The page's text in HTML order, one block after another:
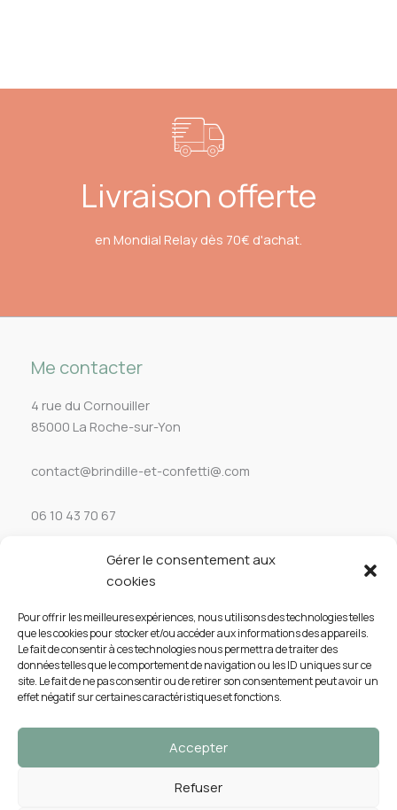
Gérer le consentement aux
cookies
Pour offrir les meilleures expériences, nous utilisons des technologies telles
que les cookies pour stocker et/ou accéder aux informations des appareils.
Le fait de consentir à ces technologies nous permettra de traiter des
données telles que le comportement de navigation ou les ID uniques sur ce
site. Le fait de ne pas consentir ou de retirer son consentement peut avoir un
effet négatif sur certaines caractéristiques et fonctions.
Accepter
Refuser
Livraison offerte
en Mondial Relay dès 70€ d'achat.
Me contacter
4 rue du Cornouiller
85000 La Roche-sur-Yon
contact@brindille-et-confetti@.com
06 10 43 70 67
Service client
Mes Commandes
Mon Compte